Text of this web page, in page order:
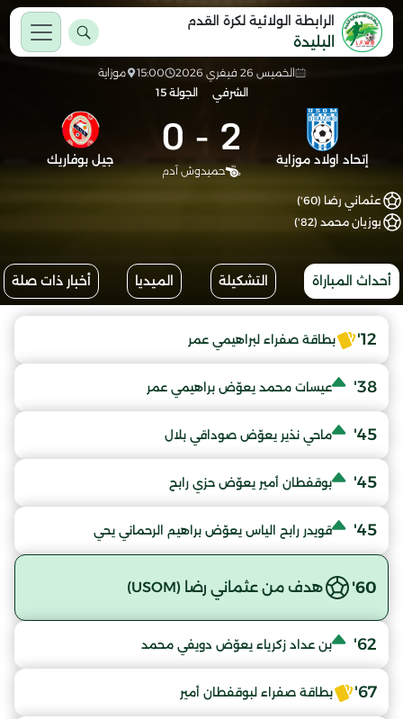
الرابطة الولائية لكرة القدم
البليدة
الخميس 26 فيفري 2026 15:00
موزاية
الشرفي
الجولة 15
إتحاد اولاد موزاية 2
-
0
حميدوش آدم
جيل بوفاريك
عثماني رضا (60')
بوزيان محمد (82')
أحداث المباراة التشكيلة الميديا أخبار ذات صلة
12' بطاقة صفراء لبراهيمي عمر
38' عيسات محمد يعوّض براهيمي عمر
45' ماحي نذير يعوّض صوداقي بلال
45' بوقفطان أمير يعوّض حزي رابح
45' قويدر رابح الياس يعوّض براهيم الرحماني يحي
60' هدف من عثماني رضا (USOM)
62' بن عداد زكرياء يعوّض دويفي محمد
67' بطاقة صفراء لبوقفطان أمير